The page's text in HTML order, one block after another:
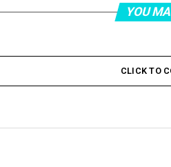
YOU
CLICK TO